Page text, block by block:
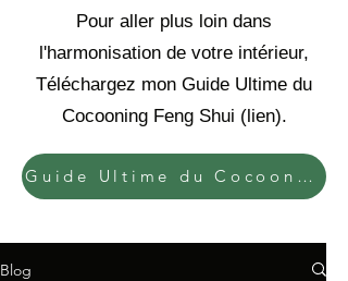
Pour aller plus loin dans
l'harmonisation de votre intérieur,
Téléchargez mon Guide Ultime du
Cocooning Feng Shui (lien).
Guide Ultime du Cocooning Feng Shui
Blog